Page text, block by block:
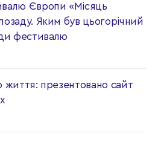
Європи «Місяць
Яким був цьогорічний
фестивалю
життя: презентовано сайт